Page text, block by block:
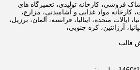
فروشی، کارخانه تولیدی، تعمیرگاه های
کارخانه مواد غذایی و آشامیدنی، مزارع،
ایالات متحده، ایتالیا، فرانسه، آلمان، برزیل،
آرژانتین، کره جنوبی،
قالب